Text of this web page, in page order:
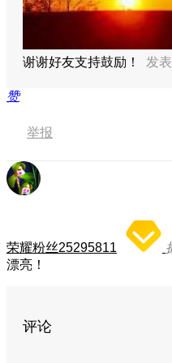
谢谢好友支持鼓励！ 发
赞
举报
荣耀粉丝25295811
漂亮！
评论